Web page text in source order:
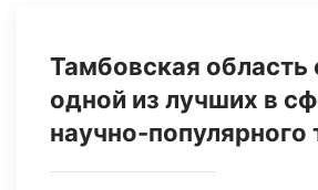
Тамбовская область
одной из лучших в
научно-популярного